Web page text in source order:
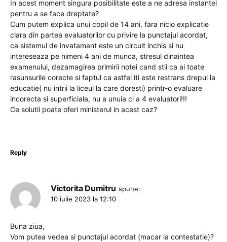
In acest moment singura posibilitate este a ne adresa instantei
pentru a se face dreptate?
Cum putem explica unui copil de 14 ani, fara nicio explicatie
clara din partea evaluatorilor cu privire la punctajul acordat,
ca sistemul de invatamant este un circuit inchis si nu
intereseaza pe nimeni 4 ani de munca, stresul dinaintea
examenului, dezamagirea primirii notei cand stii ca ai toate
rasunsurile corecte si faptul ca astfel iti este restrans drepul la
educatie( nu intrii la liceul la care doresti) printr-o evaluare
incorecta si superficiala, nu a unuia ci a 4 evaluatori!!!
Ce solutii poate oferi ministerul in acest caz?
Reply
Victorita Dumitru spune:
10 iulie 2023 la 12:10
Buna ziua,
Vom putea vedea si punctajul acordat (macar la contestatie)?